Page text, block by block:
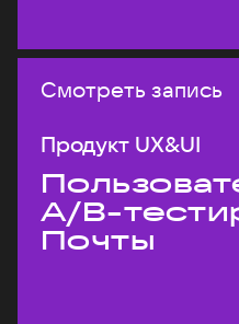
Смотреть запись
Продукт UX&UI
A/B-
Почты